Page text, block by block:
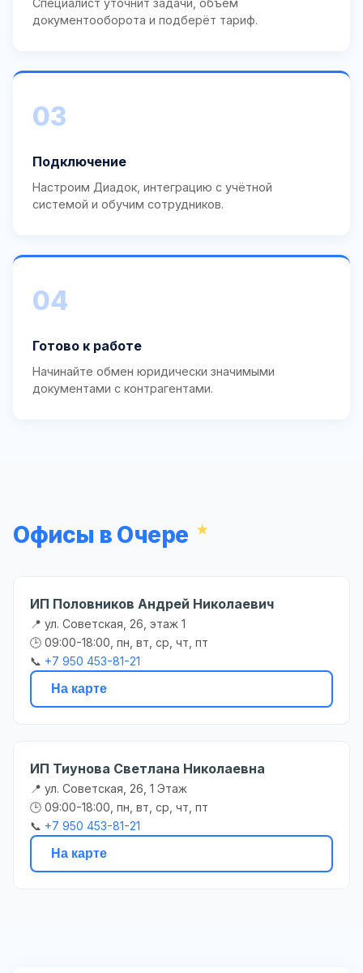
документооборота и подберёт тариф.
03
Подключение
Настроим Диадок, интеграцию с учётной
системой и обучим сотрудников.
04
Готово к работе
Начинайте обмен юридически значимыми
документами с контрагентами.
Офисы в Очере
ИП Половников Андрей Николаевич
📍 ул. Советская, 26, этаж 1
🕒 09:00-18:00, пн, вт, ср, чт, пт
📞 +7 950 453-81-21
На карте
ИП Тиунова Cветлана Николаевна
📍 ул. Советская, 26, 1 Этаж
🕒 09:00-18:00, пн, вт, ср, чт, пт
📞 +7 950 453-81-21
На карте